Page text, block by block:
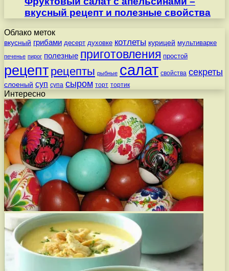
вкусный рецепт и полезные свойства
Облако меток
вкусный грибами десерт духовке котлеты курицей мультиварке
печенье пирог полезные приготовления простой
рецепт рецепты рыбные салат свойства секреты
слоеный суп супа сыром торт тортик
Интересно